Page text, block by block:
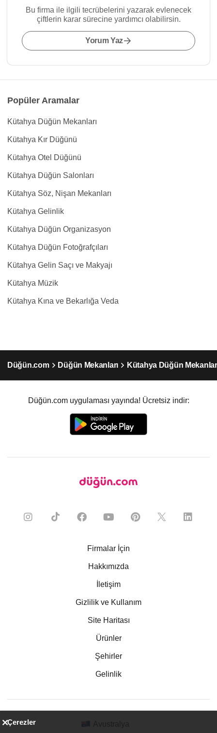
Bu firma ile ilgili tecrübelerini yazarak evlenecek
çiftlerin karar sürecine yardımcı olabilirsin.
Yorum Yaz
Popüler Aramalar
Kütahya Düğün Mekanları
Kütahya Kır Düğünü
Kütahya Otel Düğünü
Kütahya Düğün Salonları
Kütahya Söz, Nişan Mekanları
Kütahya Gelinlik
Kütahya Düğün Organizasyon
Kütahya Düğün Fotoğrafçıları
Kütahya Gelin Saçı ve Makyajı
Kütahya Müzik
Kütahya Kına ve Bekarlığa Veda
Düğün.com Düğün Mekanları Kütahya Düğün
Düğün.com uygulaması yayında! Ücretsiz indir:
Firmalar İçin
Hakkımızda
İletişim
Gizlilik ve Kullanım
Site Haritası
Ürünler
Şehirler
Gelinlik
Çerezler